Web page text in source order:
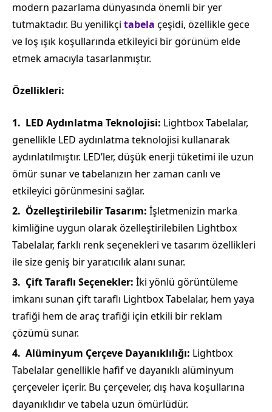
modern pazarlama dünyasında önemli bir yer
tutmaktadır. Bu yenilikçi tabela çeşidi, özellikle gece
ve loş ışık koşullarında etkileyici bir görünüm elde
etmek amacıyla tasarlanmıştır.
Özellikleri:
LED Aydınlatma Teknolojisi: Lightbox Tabelalar,
genellikle LED aydınlatma teknolojisi kullanarak
aydınlatılmıştır. LED’ler, düşük enerji tüketimi ile uzun
ömür sunar ve tabelanızın her zaman canlı ve
etkileyici görünmesini sağlar.
Özelleştirilebilir Tasarım: İşletmenizin marka
kimliğine uygun olarak özelleştirilebilen Lightbox
Tabelalar, farklı renk seçenekleri ve tasarım özellikleri
ile size geniş bir yaratıcılık alanı sunar.
Çift Taraflı Seçenekler: İki yönlü görüntüleme
imkanı sunan çift taraflı Lightbox Tabelalar, hem yaya
trafiği hem de araç trafiği için etkili bir reklam
çözümü sunar.
Alüminyum Çerçeve Dayanıklılığı: Lightbox
Tabelalar genellikle hafif ve dayanıklı alüminyum
çerçeveler içerir. Bu çerçeveler, dış hava koşullarına
dayanıklıdır ve tabela uzun ömürlüdür.